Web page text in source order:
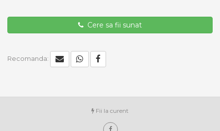
Cere sa fii sunat
Recomanda:
Fii la curent